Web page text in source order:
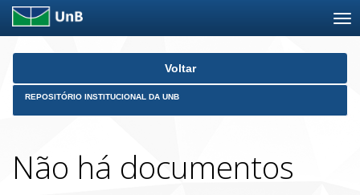
Skip
Voltar
REPOSITÓRIO INSTITUCIONAL DA UNB
Não há documentos